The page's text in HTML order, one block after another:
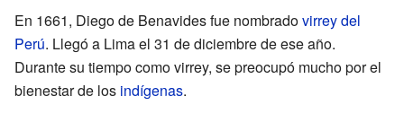
En 1661, Diego de Benavides fue nombradovirrey del
Perú. Llegó a Lima el 31 de diciembre de ese año.
Durante su tiempo como virrey, se preocupó mucho por el
bienestar de los indígenas.